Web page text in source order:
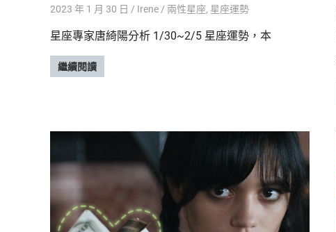
一
找
到
專
活
度。
2023 年 1 月 30 日 Irene 兩性星座, 星座運勢
星座專家唐綺陽分析 1/30~2/5 星座運勢，本
繼續閱讀